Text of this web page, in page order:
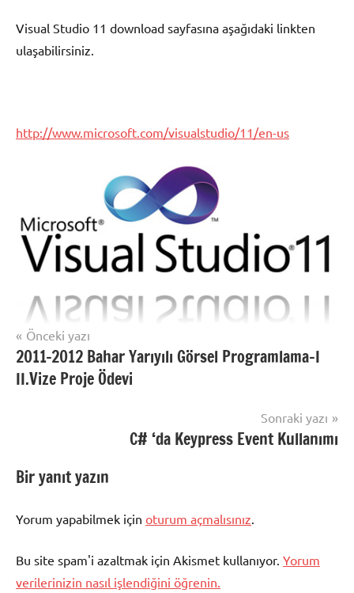
Visual Studio 11 download sayfasına aşağıdaki linkten
ulaşabilirsiniz.
http://www.microsoft.com/visualstudio/11/en-us
2011
visual
studio
studio11
Yazı
gezinmesi
Önceki yazı
2011-2012 Bahar Yarıyılı Görsel Programlama-I
II.Vize Proje Ödevi
Sonraki yazı
C# ‘da Keypress Event Kullanımı
Bir yanıt yazın
Yorum yapabilmek için oturum açmalısınız.
Bu site spam'i azaltmak için Akismet kullanıyor. Yorum
verilerinizin nasıl işlendiğini öğrenin.